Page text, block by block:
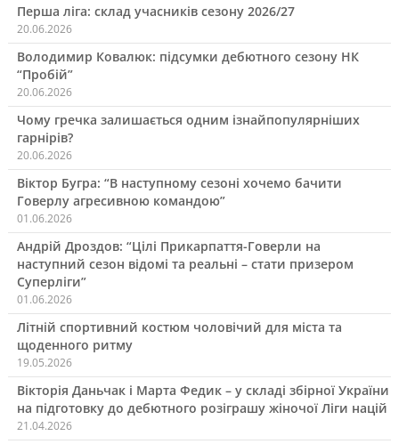
Перша ліга: склад учасників сезону 2026/27
20.06.2026
Володимир Ковалюк: підсумки дебютного сезону НК
“Пробій”
20.06.2026
Чому гречка залишається одним ізнайпопулярніших
гарнірів?
20.06.2026
Віктор Бугра: “В наступному сезоні хочемо бачити
Говерлу агресивною командою”
01.06.2026
Андрій Дроздов: “Цілі Прикарпаття-Говерли на
наступний сезон відомі та реальні – стати призером
Суперліги”
01.06.2026
Літній спортивний костюм чоловічий для міста та
щоденного ритму
19.05.2026
Вікторія Даньчак і Марта Федик – у складі збірної України
на підготовку до дебютного розіграшу жіночої Ліги націй
21.04.2026